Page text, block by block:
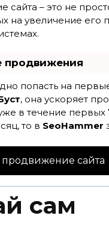
сайта – это не
на увеличение
продвижения
попасть на
, она ускоряет
в течение
то в SeoHammer
продвижение сайта
сам